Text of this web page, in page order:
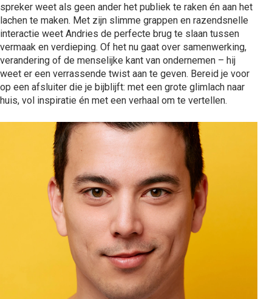
spreker weet als geen ander het publiek te raken én aan het
lachen te maken. Met zijn slimme grappen en razendsnelle
interactie weet Andries de perfecte brug te slaan tussen
vermaak en verdieping. Of het nu gaat over samenwerking,
verandering of de menselijke kant van ondernemen – hij
weet er een verrassende twist aan te geven. Bereid je voor
op een afsluiter die je bijblijft: met een grote glimlach naar
huis, vol inspiratie én met een verhaal om te vertellen.